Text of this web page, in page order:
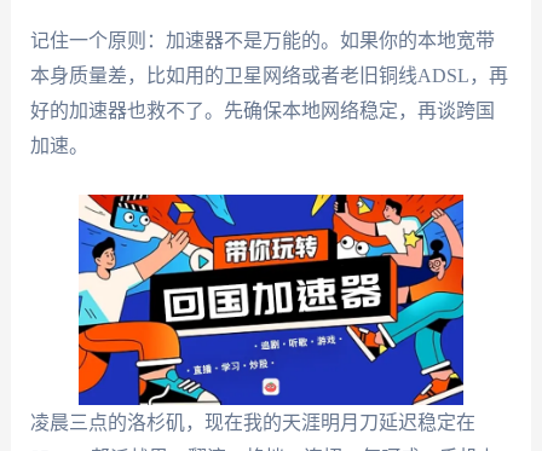
记住一个原则：加速器不是万能的。如果你的本地宽带
本身质量差，比如用的卫星网络或者老旧铜线ADSL，再
好的加速器也救不了。先确保本地网络稳定，再谈跨国
加速。
凌晨三点的洛杉矶，现在我的天涯明月刀延迟稳定在